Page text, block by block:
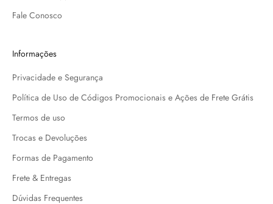
Fale Conosco
Informações
Privacidade e Segurança
Política de Uso de Códigos Promocionais e Ações de Frete Grátis
Termos de uso
Trocas e Devoluções
Formas de Pagamento
Frete & Entregas
Dúvidas Frequentes